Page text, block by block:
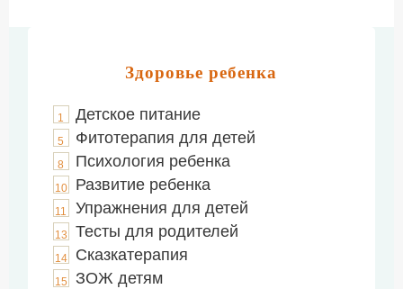
Здоровье ребенка
1 Детское питание
5 Фитотерапия для детей
8 Психология ребенка
10 Развитие ребенка
11 Упражнения для детей
13 Тесты для родителей
14 Сказкатерапия
15 ЗОЖ детям